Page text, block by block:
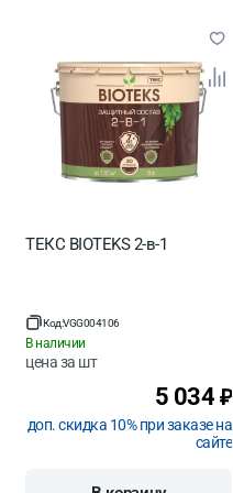
ТЕКС BIOTEKS 2-в-1
Код:VGG004106
В наличии
цена за шт
5 034 ₽
доп. скидка 10% при заказе на
сайте